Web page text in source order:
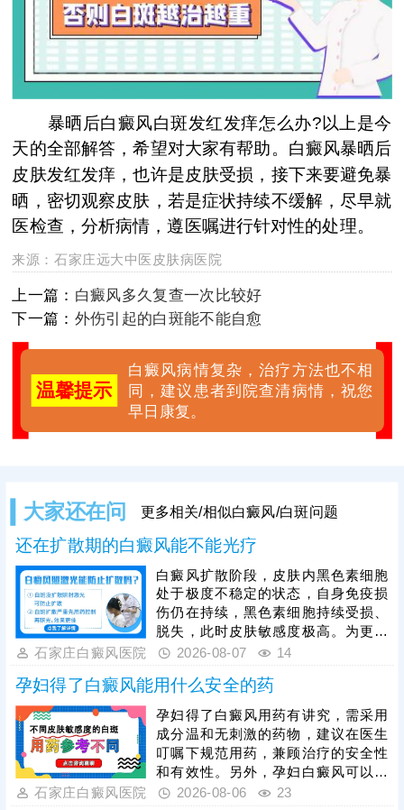
暴晒后白癜风白斑发红发痒怎么办?以上是今
天的全部解答，希望对大家有帮助。白癜风暴晒后
皮肤发红发痒，也许是皮肤受损，接下来要避免暴
晒，密切观察皮肤，若是症状持续不缓解，尽早就
医检查，分析病情，遵医嘱进行针对性的处理。
来源：石家庄远大中医皮肤病医院
上一篇： 白癜风多久复查一次比较好
下一篇： 外伤引起的白斑能不能自愈
温馨提示
白癜风病情复杂，治疗方法也不相
同，建议患者到院查清病情，祝您
早日康复。
大家还在问 更多相关/相似白癜风/白斑问题
还在扩散期的白癜风能不能光疗
白癜风扩散阶段，皮肤内黑色素细胞
处于极度不稳定的状态，自身免疫损
伤仍在持续，黑色素细胞持续受损、
脱失，此时皮肤敏感度极高。为更好
保障治疗安全与疗效，临床通常建议
白斑扩散，具体用药方案需由医生根
据个人病情、体质制定，患者严格遵
医嘱使用，切勿自行用药。待白斑完
全稳定后，再启动光疗，光疗需严控
剂量，采用温和适配的低剂量循序渐
进治疗，同时做好日常护理，规避外
界刺激，稳固病情，提升整体治疗效
石家庄白癜风医院 2026-08-07 14
孕妇得了白癜风能用什么安全的药
孕妇得了白癜风用药有讲究，需采用
成分温和无刺激的药物，建议在医生
叮嘱下规范用药，兼顾治疗的安全性
和有效性。另外，孕妇白癜风可以照
光治疗，如美国进口308准分子激
石家庄白癜风医院 2026-08-06 23